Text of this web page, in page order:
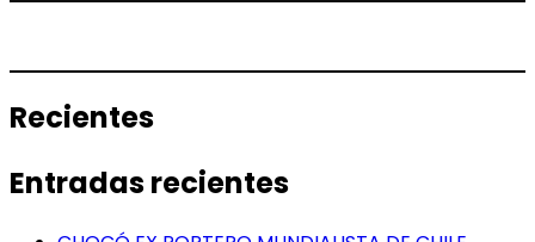
Recientes
Entradas recientes